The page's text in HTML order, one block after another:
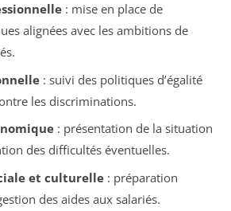
: mise en place de
alignées avec les ambitions de
: suivi des politiques d’égalité
les discriminations.
: présentation de la situation
des difficultés éventuelles.
et culturelle: préparation
des aides aux salariés.